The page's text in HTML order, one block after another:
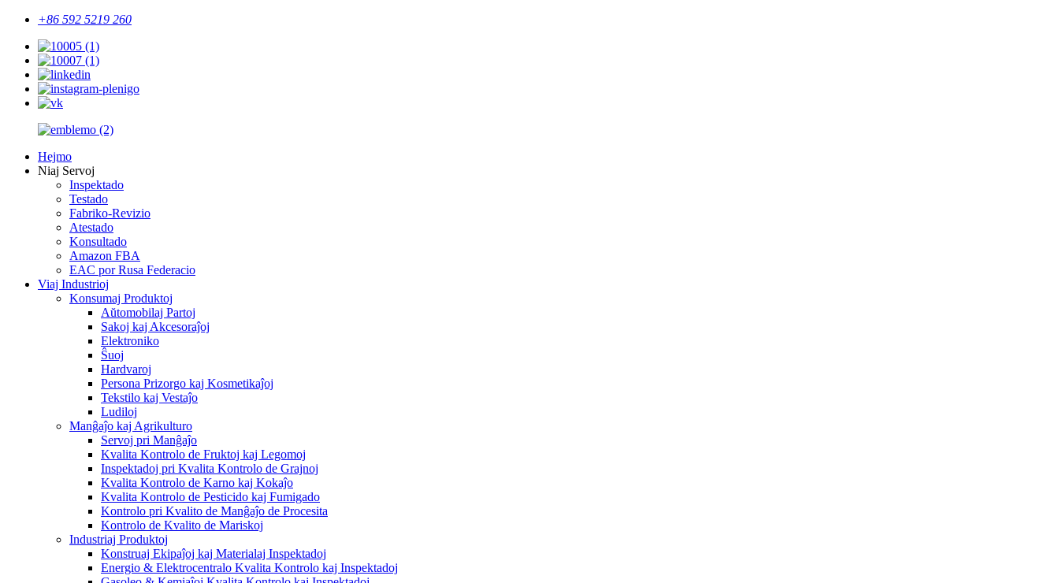
+86 592 5219 260
Hejmo
Niaj Servoj
Inspektado
Testado
Fabriko-Revizio
Atestado
Konsultado
Amazon FBA
EAC por Rusa Federacio
Viaj Industrioj
Konsumaj Produktoj
Aŭtomobilaj Partoj
Sakoj kaj Akcesoraĵoj
Elektroniko
Ŝuoj
Hardvaroj
Persona Prizorgo kaj Kosmetikaĵoj
Tekstilo kaj Vestaĵo
Ludiloj
Manĝaĵo kaj Agrikulturo
Servoj pri Manĝaĵo
Kvalita Kontrolo de Fruktoj kaj Legomoj
Inspektadoj pri Kvalita Kontrolo de Grajnoj
Kvalita Kontrolo de Karno kaj Kokaĵo
Kvalita Kontrolo de Pesticido kaj Fumigado
Kontrolo pri Kvalito de Manĝaĵo de Procesita
Kontrolo de Kvalito de Mariskoj
Industriaj Produktoj
Konstruaj Ekipaĵoj kaj Materialaj Inspektadoj
Energio & Elektrocentralo Kvalita Kontrolo kaj Inspektadoj